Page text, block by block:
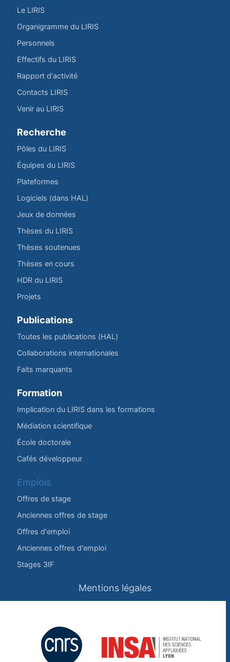
Le LIRIS
Organigramme du LIRIS
Personnels
Effectifs du LIRIS
Rapport d'activité
Contacts LIRIS
Venir au LIRIS
Recherche
Pôles du LIRIS
Équipes du LIRIS
Plateformes
Logiciels (dans HAL)
Jeux de données
Thèses du LIRIS
Thèses soutenues
Thèses en cours
HDR du LIRIS
Projets
Publications
Toutes les publications (HAL)
Collaborations internationales
Faits marquants
Formation
Implication du LIRIS dans les formations
Médiation scientifique
École doctorale
Cafés développeur
Emplois
Offres de stage
Anciennes offres de stage
Offres d'emploi
Anciennes offres d'emploi
Stages 3IF
Mentions légales